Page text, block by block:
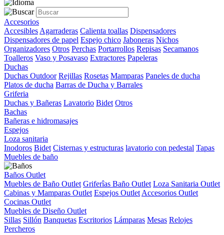
Accesorios
Accesibles Agarraderas Calienta toallas Dispensadores
Dispensadores de papel Espejo chico Jaboneras Nichos
Organizadores Otros Perchas Portarrollos Repisas Secamanos
Toalleros Vaso y Posavaso Extractores Papeleras
Duchas
Duchas Outdoor Rejillas Rosetas Mamparas Paneles de ducha
Platos de ducha Barras de Ducha y Barrales
Griferia
Duchas y Bañeras Lavatorio Bidet Otros
Bachas
Bañeras e hidromasajes
Espejos
Loza sanitaria
Inodoros Bidet Cisternas y estructuras lavatorio con pedestal Tapas
Muebles de baño
Baños Outlet
Muebles de Baño Outlet Griferîas Baño Outlet Loza Sanitaria Outlet
Cabinas y Mamparas Outlet Espejos Outlet Accesorios Outlet
Cocinas Outlet
Muebles de Diseño Outlet
Sillas Sillón Banquetas Escritorios Lámparas Mesas Relojes
Percheros